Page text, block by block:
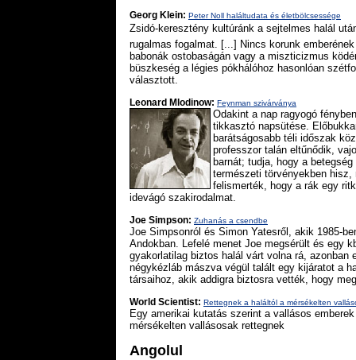
Georg Klein: Peter Noll haláltudata és életbölcsessége
Zsidó-keresztény kultúránk a sejtelmes halál
rugalmas fogalmat. [...] Nincs korunk
babonák ostobaságán vagy a miszticizmus
büszkeség a légies pókhálóhoz hasonlóan
választott.
Leonard Mlodinow: Feynman szivárványa
Odakint a nap ragyogó
tikkasztó napsütése.
barátságosabb téli időszak
professzor talán eltűnődik,
barnát; tudja, hogy a
természeti törvényekben hisz,
felismerték, hogy a rák egy
idevágó szakirodalmat.
Joe Simpson: Zuhanás a csendbe
Joe Simpsonról és Simon Yatesről, akik 1985-
Andokban. Lefelé menet Joe megsérült és egy
gyakorlatilag biztos halál várt volna rá,
négykézláb mászva végül talált egy kijáratot a
társaihoz, akik addigra biztosra vették, hogy
World Scientist: Rettegnek a haláltól a mérsékelten
Egy amerikai kutatás szerint a vallásos
mérsékelten vallásosak rettegnek
Angolul